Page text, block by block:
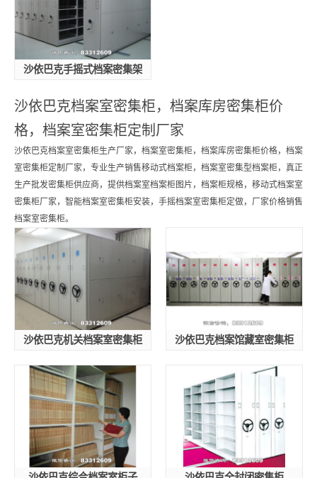
沙依巴克手摇式档案密集架
沙依巴克档案室密集柜，档案库房密集柜价
格，档案室密集柜定制厂家
沙依巴克档案室密集柜生产厂家，档案室密集柜，档案库房密集柜价格，档案
室密集柜定制厂家，专业生产销售移动式档案柜，档案室密集型档案柜，真正
生产批发密集柜供应商，提供档案室档案柜图片，档案柜规格，移动式档案室
密集柜厂家，智能档案室密集柜安装，手摇档案室密集柜定做，厂家价格销售
档案室密集柜。
沙依巴克机关档案室密集柜 沙依巴克档案馆藏室密集柜